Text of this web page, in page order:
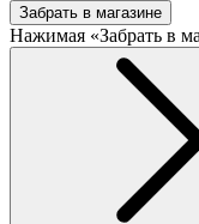
Забрать в магазине
Нажимая «Забрать в